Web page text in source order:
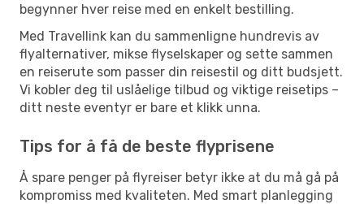
begynner hver reise med en enkelt bestilling.
Med Travellink kan du sammenligne hundrevis av
flyalternativer, mikse flyselskaper og sette sammen
en reiserute som passer din reisestil og ditt budsjett.
Vi kobler deg til uslåelige tilbud og viktige reisetips –
ditt neste eventyr er bare et klikk unna.
Tips for å få de beste flyprisene
Å spare penger på flyreiser betyr ikke at du må gå på
kompromiss med kvaliteten. Med smart planlegging